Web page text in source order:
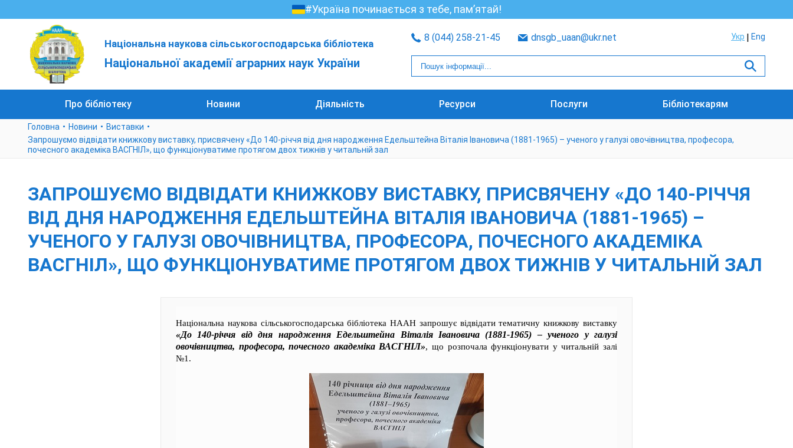
#Україна починається з тебе, пам’ятай!
Національна наукова сільськогосподарська бібліотека
Національної академії аграрних наук України
8 (044) 258-21-45 dnsgb_uaan@ukr.net Укр Eng
Про бібліотеку Новини Діяльність Ресурси Послуги Бібліотекарям
Головна Новини
Виставки
Запрошуємо відвідати книжкову виставку, присвячену «До 140-річчя від дня народження Едельштейна Віталія Івановича (1881-1965) – ученого у галузі овочівництва, професора,
почесного академіка ВАСГНІЛ», що функціонуватиме протягом двох тижнів у читальній зал
ЗАПРОШУЄМО ВІДВІДАТИ КНИЖКОВУ ВИСТАВКУ, ПРИСВЯЧЕНУ «ДО 140-РІЧЧЯ
ВІД ДНЯ НАРОДЖЕННЯ ЕДЕЛЬШТЕЙНА ВІТАЛІЯ ІВАНОВИЧА (1881-1965) –
УЧЕНОГО У ГАЛУЗІ ОВОЧІВНИЦТВА, ПРОФЕСОРА, ПОЧЕСНОГО АКАДЕМІКА
ВАСГНІЛ», ЩО ФУНКЦІОНУВАТИМЕ ПРОТЯГОМ ДВОХ ТИЖНІВ У ЧИТАЛЬНІЙ ЗАЛ
Національна наукова сільськогосподарська бібліотека НААН запрошує відвідати тематичну книжкову виставку
«До 140-річчя від дня народження Едельштейна Віталія Івановича (1881-1965) – ученого у галузі
овочівництва, професора, почесного академіка ВАСГНІЛ», що розпочала функціонувати у читальній залі
№1.